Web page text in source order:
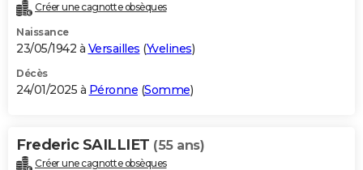
Destinations
City break
Voyage nature
Voyage de noces
Forum
Climat
+PHOTO
GUIDES D'ACHAT
BONS PLANS
Carte de Noël
Carte Bonne année
Carte Saint-Valentin
Carte Pâques
Carte d'anniversaire
DICTIONNAIRE
Créer une cagnotte obsèques
Naissance
23/05/1942 à Versailles (Yvelines)
Décès
24/01/2025 à Péronne (Somme)
Frederic SAILLIET (55 ans)
Créer une cagnotte obsèques